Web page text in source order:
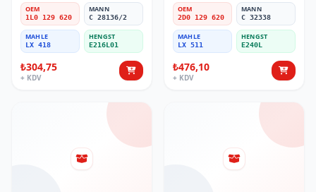
Hava Filtresi
OEM
1L0 129 620
MANN
C 28136/2
MAHLE
LX 418
HENGST
E216L01
₺304,75
+ KDV
OEM
2D0 129 620
MANN
C 32338
MAHLE
LX 511
HENGST
E240L
₺476,10
+ KDV